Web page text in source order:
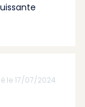
le 17/07/2024